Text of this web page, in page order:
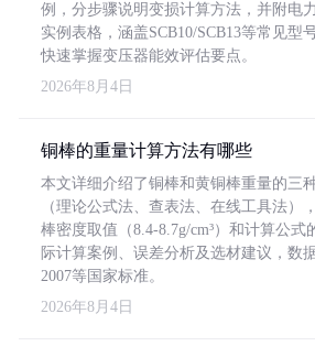
例，分步骤说明变损计算方法，并附电
实例表格，涵盖SCB10/SCB13等常见型
快速掌握变压器能效评估要点。
2026年8月4日
铜棒的重量计算方法有哪些
本文详细介绍了铜棒和黄铜棒重量的三
（理论公式法、查表法、在线工具法）
棒密度取值（8.4-8.7g/cm³）和计算公式
际计算案例、误差分析及选材建议，数
2007等国家标准。
2026年8月4日